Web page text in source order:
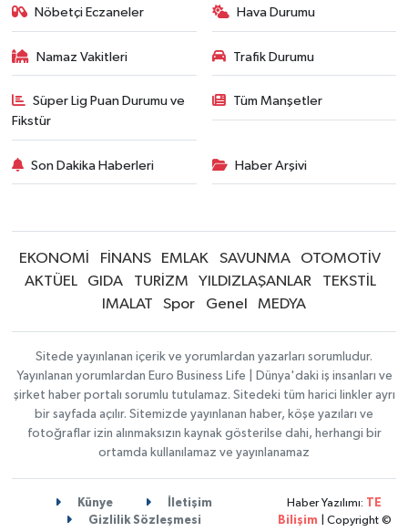
Nöbetçi Eczaneler Hava Durumu
Namaz Vakitleri Trafik Durumu
Süper Lig Puan Durumu ve
Fikstür
Tüm Manşetler
Son Dakika Haberleri Haber Arşivi
EKONOMİ FİNANS EMLAK SAVUNMA
OTOMOTİV
AKTÜEL
GIDA TURİZM YILDIZLAŞANLAR
TEKSTİL
IMALAT
Spor Genel MEDYA
Sitede yayınlanan içerik ve yorumlardan yazarları sorumludur.
Yayınlanan yorumlardan Euro Business Life | Dünya'daki iş insanları ve
şirket haber portalı sorumlu tutulamaz. Sitedeki tüm harici linkler ayrı
bir sayfada açılır. Sitemizde yayınlanan haber, köşe yazıları ve
fotoğraflar izin alınmaksızın kaynak gösterilse dahi, herhangi bir
ortamda kullanılamaz ve yayınlanamaz
Künye
İletişim
Gizlilik Sözleşmesi
Haber Yazılımı: TE
Bilişim | Copyright ©